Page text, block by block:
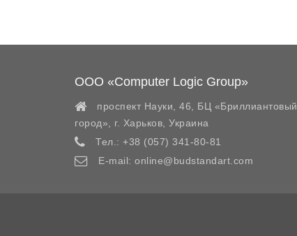
ООО «Computer Logic Group»
проспект Науки, 46, БЦ «Бриллиантовый
город»,
г. Харьков Украина
Тел.: +38 (057) 341-80-81
E-mail: online@budstandart.com